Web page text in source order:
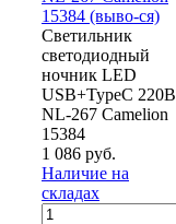
15384 (выво-ся)
Светильник
светодиодный
ночник LED
USB+TypeC 220В
NL-267 Camelion
15384
1 086 руб.
Наличие на
складах